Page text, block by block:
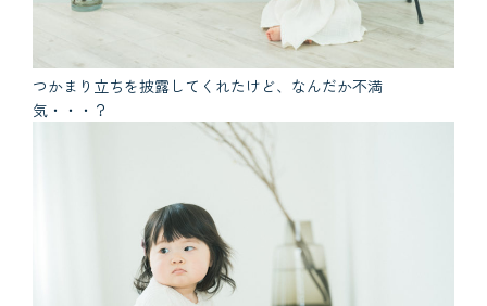
つかまり立ちを披露してくれたけど、なんだか不満
気・・・？